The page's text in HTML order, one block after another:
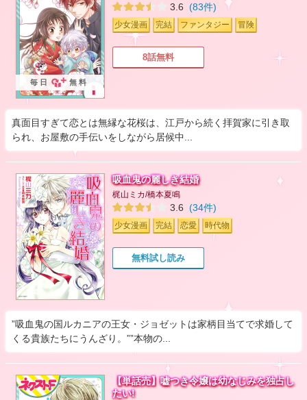
3.6 (83件)
少女漫画 完結 ファンタジー 冒険
8話無料
毎日 無料
真面目すぎて恋とは無縁な花桜は、江戸から続く拝賀家に引き取
られ、お屋敷の手伝いをしながら居候中...
吸血鬼の麗しき結婚
梶山ミカ/橋本夏鳴
3.6 (34件)
少女漫画 完結 恋愛 時代物
無料試し読み
”吸血鬼の国ルカニアの王女・ジョゼットは家柄目当てで求婚して
くる貴族たちにうんざり。””本物の...
【単話売】嘘つき令嬢は幼なじみを独占し
たい!